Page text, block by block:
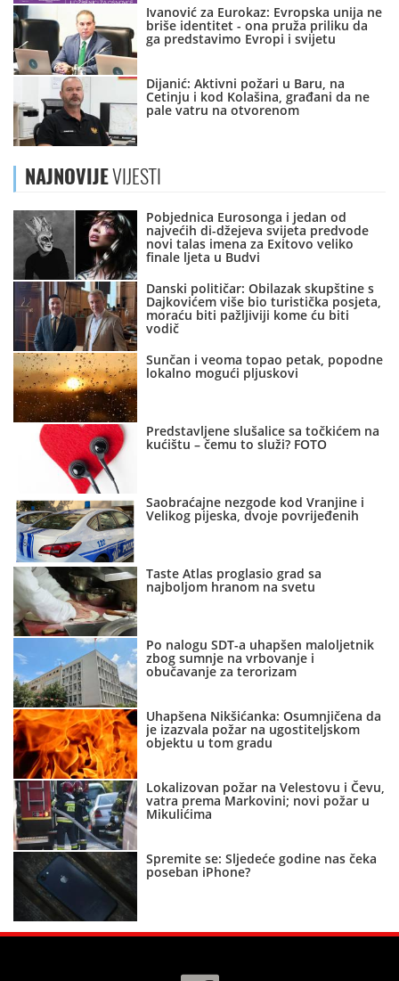
Ivanović za Eurokaz: Evropska unija ne
briše identitet - ona pruža priliku da
ga predstavimo Evropi i svijetu
Dijanić: Aktivni požari u Baru, na
Cetinju i kod Kolašina, građani da ne
pale vatru na otvorenom
NAJNOVIJEVIJESTI
Pobjednica Eurosonga i jedan od
najvećih di-džejeva svijeta predvode
novi talas imena za Exitovo veliko
finale ljeta u Budvi
Danski političar: Obilazak skupštine s
Dajkovićem više bio turistička posjeta,
moraću biti pažljiviji kome ću biti
vodič
Sunčan i veoma topao petak, popodne
lokalno mogući pljuskovi
Predstavljene slušalice sa točkićem na
kućištu – čemu to služi? FOTO
Saobraćajne nezgode kod Vranjine i
Velikog pijeska, dvoje povrijeđenih
Taste Atlas proglasio grad sa
najboljom hranom na svetu
Po nalogu SDT-a uhapšen maloljetnik
zbog sumnje na vrbovanje i
obučavanje za terorizam
Uhapšena Nikšićanka: Osumnjičena da
je izazvala požar na ugostiteljskom
objektu u tom gradu
Lokalizovan požar na Velestovu i Čevu,
vatra prema Markovini; novi požar u
Mikulićima
Spremite se: Sljedeće godine nas čeka
poseban iPhone?